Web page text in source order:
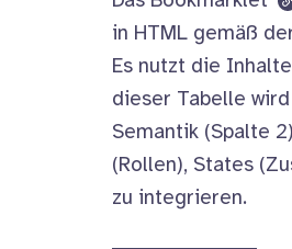
in HTML gemäß
Es nutzt die
dieser Tabelle
Semantik (Spalte
(Rollen), States
zu integrieren.